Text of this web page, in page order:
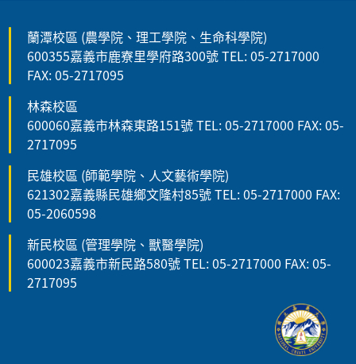
蘭潭校區 (農學院、理工學院、生命科學院)
600355嘉義市鹿寮里學府路300號 TEL: 05-2717000
FAX: 05-2717095
林森校區
600060嘉義市林森東路151號 TEL: 05-2717000 FAX: 05-
2717095
民雄校區 (師範學院、人文藝術學院)
621302嘉義縣民雄鄉文隆村85號 TEL: 05-2717000 FAX:
05-2060598
新民校區 (管理學院、獸醫學院)
600023嘉義市新民路580號 TEL: 05-2717000 FAX: 05-
2717095